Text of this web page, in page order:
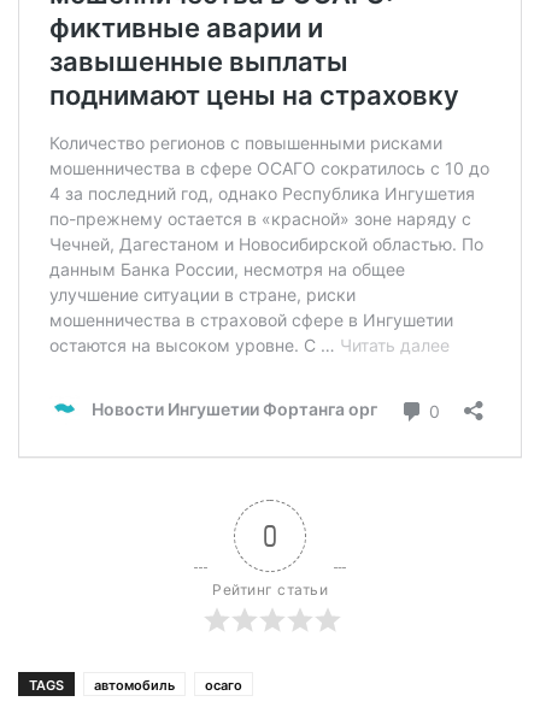
0
Рейтинг статьи
TAGS автомобиль осаго